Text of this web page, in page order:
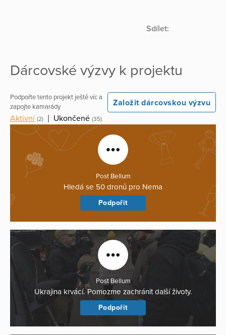
Sdílet:
Dárcovské výzvy k projektu
Podpořte tento projekt ještě víc a
zapojte kamarády
Založit dárcovskou výzvu
Aktivní (2) Ukončené (35)
Post Bellum
Hledá se 50 dronů pro Nema
Podpořit
Post Bellum
Ukrajina krvácí. Pomozme zachránit další životy.
Podpořit